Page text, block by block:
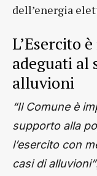
dell’energia
L’Esercito
adeguati al
alluvioni
“Il Comune è
supporto alla
l’esercito con
casi di alluvioni”